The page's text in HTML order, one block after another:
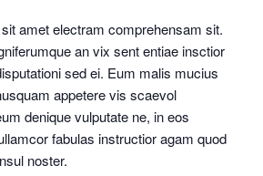
amet electram comprehensam sit.
an vix sent entiae insctior
sed ei. Eum malis mucius
appetere vis scaevol
denique vulputate ne, in eos
fabulas instructior agam quod
noster.